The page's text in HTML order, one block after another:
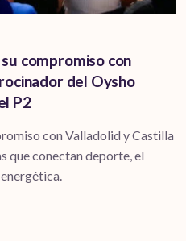
compromiso con
del Oysho
P2
con Valladolid y Castilla
que conectan deporte, el